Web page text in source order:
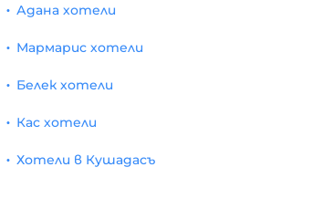
Адана хотели
Мармарис хотели
Белек хотели
Кас хотели
Хотели в Кушадасъ